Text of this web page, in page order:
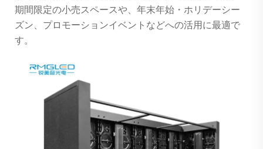
期間限定の小売スペースや、年末年始・ホリデーシー
ズン、プロモーションイベントなどへの活用に最適で
す。